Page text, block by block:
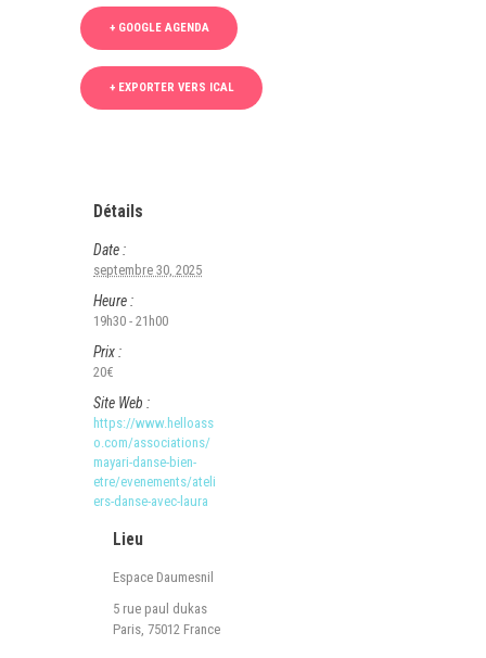
+ GOOGLE AGENDA
+ EXPORTER VERS ICAL
Détails
Date :
septembre 30, 2025
Heure :
19h30 - 21h00
Prix :
20€
Site Web :
https://www.helloass
o.com/associations/
mayari-danse-bien-
etre/evenements/ateli
ers-danse-avec-laura
Lieu
Espace Daumesnil
5 rue paul dukas
Paris, 75012 France